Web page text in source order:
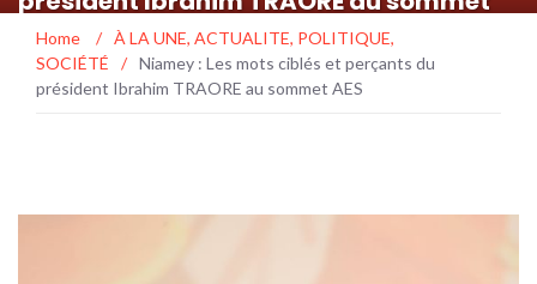
AES
Home / À LA UNE, ACTUALITE, POLITIQUE,
SOCIÉTÉ
/ Niamey : Les mots ciblés et perçants du
président Ibrahim TRAORE au sommet AES